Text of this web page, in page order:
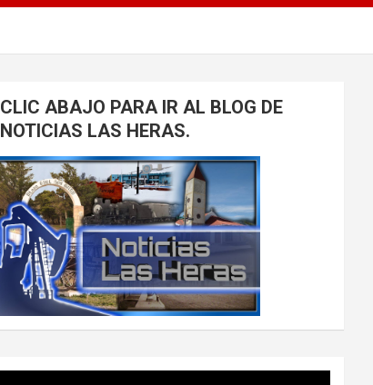
CLIC ABAJO PARA IR AL BLOG DE
NOTICIAS LAS HERAS.